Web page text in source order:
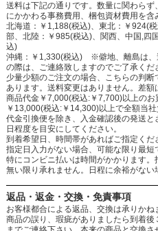
送料は下記の通りです。数量に関わら
にかかわる事務費用、梱包資材費用を含
北海道：￥1,188(税込)、東北：￥924(
部、北陸：￥985(税込)、関西、中国,四
込)
沖縄：￥1,330(税込) ※僻地、離島は、
の際は、ご連絡致しますのでご了承くだ
少量少額のご注文の場合、こちらの判
あります。送料変更はありません。差額
商品代金￥7,000(税込:￥7,700)以上のお
￥13,000(税込:￥14,300)以上で全額当社
代金引換便を除き、入金確認後の発送
日程度を目安にしてください。
到着希望日、時間帯があればご指定く
指定日入力がない場合、可能な限り最短
特にコンビニ払いは時間がかかります
無い限り承れません。日程に余裕がない
返品・返金・交換・免責事項
お客様都合による返品、交換は承りかね
商品の誤り、瑕疵がありましたら到着